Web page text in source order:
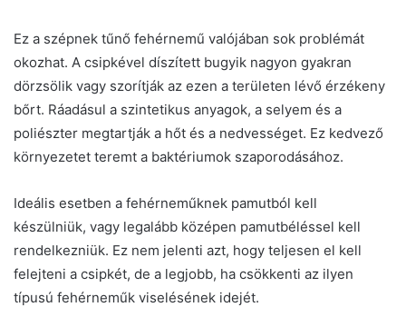
Ez a szépnek tűnő fehérnemű valójában sok problémát
okozhat. A csipkével díszített bugyik nagyon gyakran
dörzsölik vagy szorítják az ezen a területen lévő érzékeny
bőrt. Ráadásul a szintetikus anyagok, a selyem és a
poliészter megtartják a hőt és a nedvességet. Ez kedvező
környezetet teremt a baktériumok szaporodásához.
Ideális esetben a fehérneműknek pamutból kell
készülniük, vagy legalább középen pamutbéléssel kell
rendelkezniük. Ez nem jelenti azt, hogy teljesen el kell
felejteni a csipkét, de a legjobb, ha csökkenti az ilyen
típusú fehérneműk viselésének idejét.